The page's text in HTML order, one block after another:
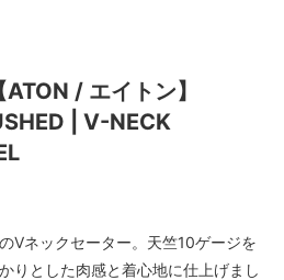
/ エイトン】
| V-NECK
Vネックセーター。天竺10ゲージを
りとした肉感と着心地に仕上げまし